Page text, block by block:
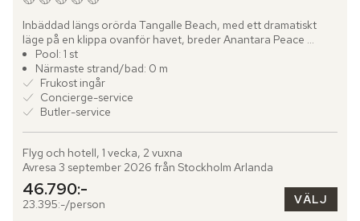
Inbäddad längs orörda Tangalle Beach, med ett dramatiskt
läge på en klippa ovanför havet, breder Anantara Peace
Haven Tangalle Resort ut sig med vidsträckta vyer över
Indiska...
Pool: 1 st
Närmaste strand/bad: 0 m
Frukost ingår
Concierge-service
Butler-service
Flyg och hotell, 1 vecka, 2 vuxna
Avresa 3 september 2026 från Stockholm Arlanda
46.790:-
23.395:-/person VÄLJ